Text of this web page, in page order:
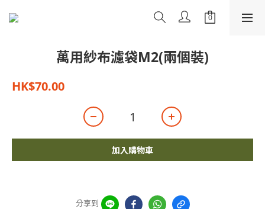
萬用紗布濾袋M2(兩個裝)
HK$70.00
加入購物車
分享到